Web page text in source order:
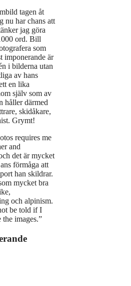
tagen åt
nu har chans att
jag göra
ord. Bill
som
imponerande är
i bilderna utan
av hans
en lika
själv som av
håller därmed
skidåkare,
Grymt!
requires me
and
det är mycket
förmåga att
han skildrar.
mycket bra
och alpinism.
be told if I
the images.”